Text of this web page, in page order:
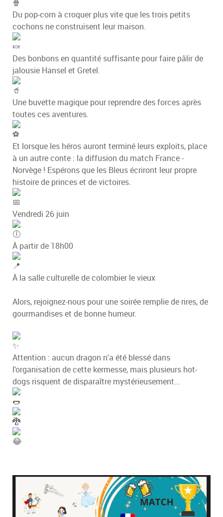
Du pop-corn à croquer plus vite que les trois petits
cochons ne construisent leur maison.
Des bonbons en quantité suffisante pour faire pâlir de
jalousie Hansel et Gretel.
Une buvette magique pour reprendre des forces après
toutes ces aventures.
Et lorsque les héros auront terminé leurs exploits, place
à un autre conte : la diffusion du match France -
Norvège ! Espérons que les Bleus écriront leur propre
histoire de princes et de victoires.
Vendredi 26 juin
À partir de 18h00
À la salle culturelle de colombier le vieux
Alors, rejoignez-nous pour une soirée remplie de rires, de
gourmandises et de bonne humeur.
Attention : aucun dragon n'a été blessé dans
l'organisation de cette kermesse, mais plusieurs hot-
dogs risquent de disparaître mystérieusement...